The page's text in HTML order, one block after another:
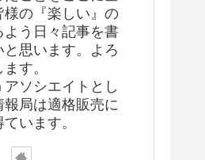
様の『楽しい』の
よう日々記事を書
と思います。よろ
す。
アソシエイトとし
報局は適格販売に
います。